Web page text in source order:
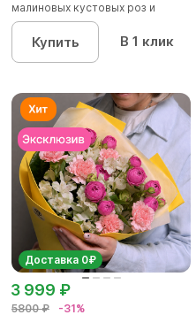
малиновых кустовых роз и
альстроме...
Купить В 1 клик
Доставка 0₽
5800 ₽ -31%
3 999 ₽